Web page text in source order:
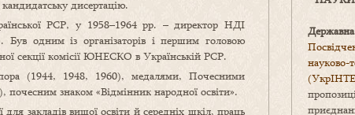
дисертацію.
РСР, у 1958–1964 рр. – директор НДІ
одним із організаторів і першим головою
секції комісії ЮНЕСКО в Українській РСР.
(1944, 1948, 1960), медалями, Почесними
почесним знаком «Відмінник народної освіти».
закладів вищої освіти й середніх шкіл, праць